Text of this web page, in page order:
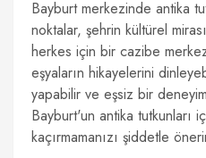
Bayburt merkezinde antika
noktalar, şehrin kültürel
herkes için bir cazibe
eşyaların hikayelerini
yapabilir ve eşsiz bir
Bayburt'un antika tutkunları
kaçırmamanızı şiddetle